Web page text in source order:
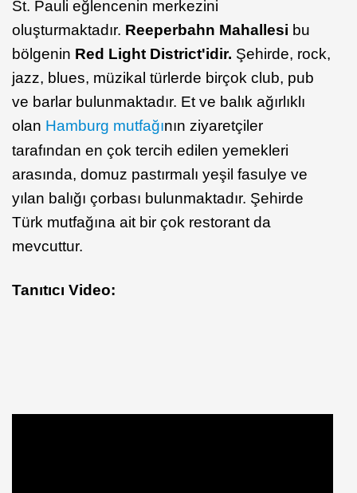
St. Pauli eğlencenin merkezini
oluşturmaktadır. ​ Reeperbahn Mahallesi bu
bölgenin Red Light District'idir. Şehirde, rock,
jazz, blues, müzikal türlerde birçok club, pub
ve barlar bulunmaktadır. Et ve balık ağırlıklı
olan Hamburg mutfağının ziyaretçiler
tarafından en çok tercih edilen yemekleri
arasında, domuz pastırmalı yeşil fasulye ve
yılan balığı çorbası bulunmaktadır. Şehirde
Türk mutfağına ait bir çok restorant da
mevcuttur.
Tanıtıcı Video: